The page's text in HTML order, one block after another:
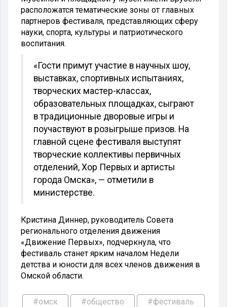
расположатся тематические зоны от главных
партнеров фестиваля, представляющих сферу
науки, спорта, культуры и патриотического
воспитания.
«Гости примут участие в научных шоу,
выставках, спортивных испытаниях,
творческих мастер-классах,
образовательных площадках, сыграют
в традиционные дворовые игры и
поучаствуют в розыгрыше призов. На
главной сцене фестиваля выступят
творческие коллективы первичных
отделений, Хор Первых и артисты
города Омска», — отметили в
министерстве.
Кристина Диннер, руководитель Совета
регионального отделения движения
«Движение Первых», подчеркнула, что
фестиваль станет ярким началом Недели
детства и юности для всех членов движения в
Омской области.
#омск #общество #фестиваль